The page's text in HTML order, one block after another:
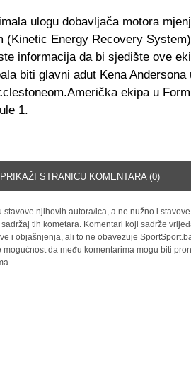
ulogu dobavljača motora
(Kinetic Energy Recovery
informacija da bi sjedište ove
biti glavni adut Kena Andersona
ekipa u
1.
PRIKAŽI STRANICU KOMENTARA (0)
stavove njihovih autora/ica, a ne nužno i
tih kometara. Komentari koji sadrže
i objašnjenja, ali to ne obavezuje
da među komentarima mogu biti